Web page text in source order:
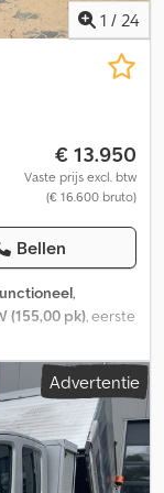
en staat
Fabrikant:
ALBERGEN,
1 / 24
€ 13.950
Vaste prijs excl. btw
(€ 16.600 bruto)
Bellen
,
(155,00 pk) , eerste
4.690 kg,
2027 , brandstof:
, soort
6, emissieklasse:
mm , totale
toegestane aslast
Advertentie